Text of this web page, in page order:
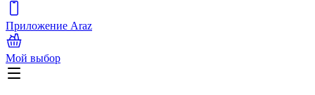
Приложение Araz
Мой выбор